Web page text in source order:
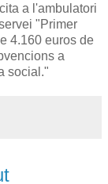
a l'ambulatori
"Primer
4.160 euros de
a
social."